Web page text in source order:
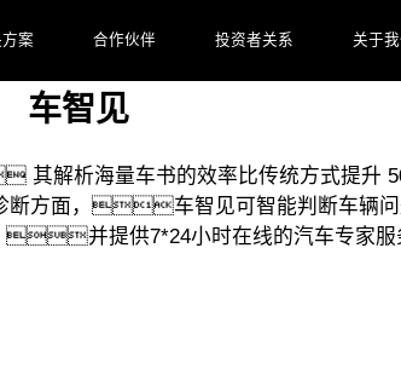
案 合作伙伴 投资者关系 关于我
车智见
其解析海量车书的效率比传统方式提升
断方面，车智见可智能判断车
，并提供7*24小时在线的汽车专